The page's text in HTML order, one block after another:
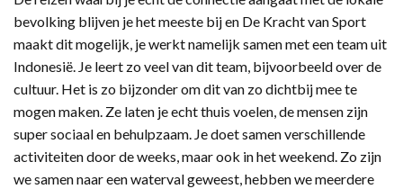
bevolking blijven je het meeste bij en De Kracht van Sport
maakt dit mogelijk, je werkt namelijk samen met een team uit
Indonesië. Je leert zo veel van dit team, bijvoorbeeld over de
cultuur. Het is zo bijzonder om dit van zo dichtbij mee te
mogen maken. Ze laten je echt thuis voelen, de mensen zijn
super sociaal en behulpzaam. Je doet samen verschillende
activiteiten door de weeks, maar ook in het weekend. Zo zijn
we samen naar een waterval geweest, hebben we meerdere